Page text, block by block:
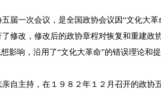
届一次会议，是全国政协会议因“文化大革
修改，修改后的政协章程对恢复和重建政
影响，沿用了“文化大革命”的错误理论和提
自主持，在１９８２年１２月召开的政协